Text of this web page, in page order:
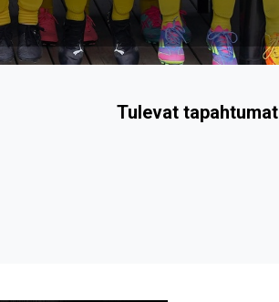
Tulevat tapahtumat